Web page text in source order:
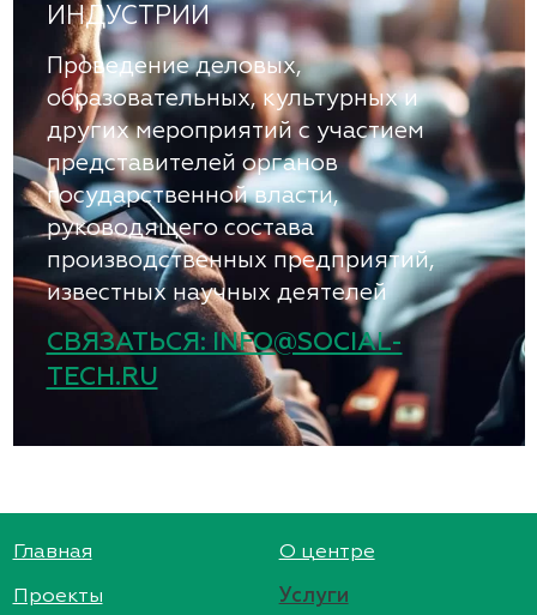
ИНДУСТРИИ
Проведение деловых,
образовательных, культурных и
других мероприятий с участием
представителей органов
государственной власти,
руководящего состава
производственных предприятий,
известных научных деятелей
СВЯЗАТЬСЯ: INFO@SOCIAL-
TECH.RU
Главная
Проекты
О центре
Услуги